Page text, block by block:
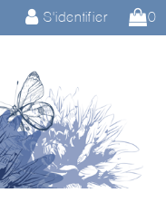
S'identifier 0